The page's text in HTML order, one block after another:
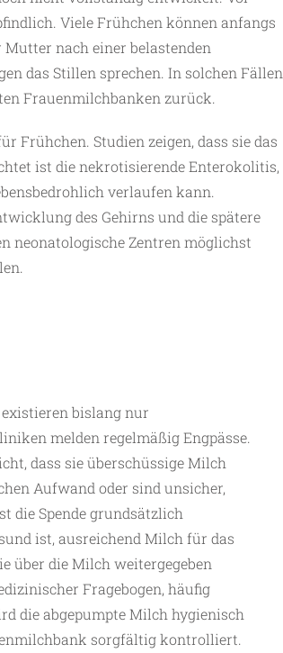
Viele Frühchen können anfangs
nach einer belastenden
das Stillen sprechen. In solchen Fällen
Frauenmilchbanken zurück.
Frühchen. Studien zeigen, dass sie das
ist die nekrotisierende Enterokolitis,
verlaufen kann.
des Gehirns und die spätere
neonatologische Zentren möglichst
bislang nur
melden regelmäßig Engpässe.
dass sie überschüssige Milch
Aufwand oder sind unsicher,
die Spende grundsätzlich
ist, ausreichend Milch für das
über die Milch weitergegeben
Fragebogen, häufig
die abgepumpte Milch hygienisch
sorgfältig kontrolliert.